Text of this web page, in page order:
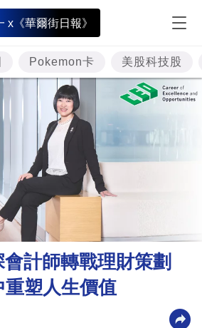
x《華爾街日報》
Pokemon卡 美股科技股
計師轉戰理財策劃
塑人生價值